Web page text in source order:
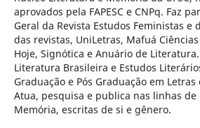
aprovados pela FAPESC e CNPq. Faz
Geral da Revista Estudos Feministas e
das revistas, UniLetras, Mafuá
Hoje, Signótica e Anuário de
Literatura Brasileira e Estudos
Graduação e Pós Graduação em Letras
Atua, pesquisa e publica nas linhas
Memória, escritas de si e gênero.